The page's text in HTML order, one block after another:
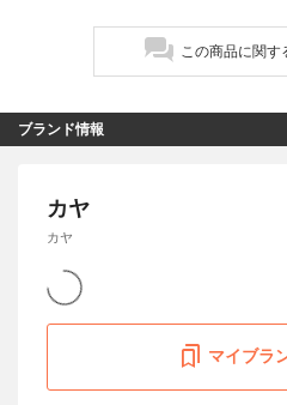
この商品に関
ブランド情報
カヤ
カヤ
マイブラ